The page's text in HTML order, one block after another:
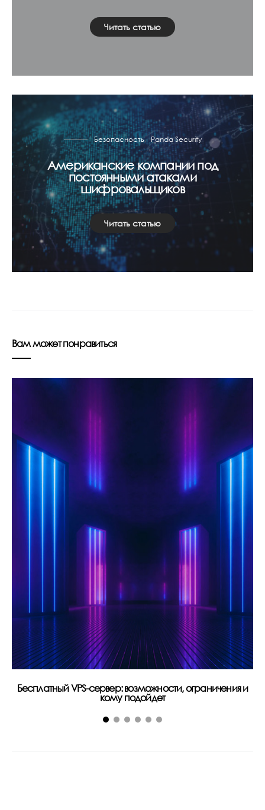
Читать статью
Безопасность Panda Security
Американские компании под
постоянными атаками
шифровальщиков
Читать статью
Вам может понравиться
Бесплатный VPS-сервер: возможности, ограничения и
кому подойдет